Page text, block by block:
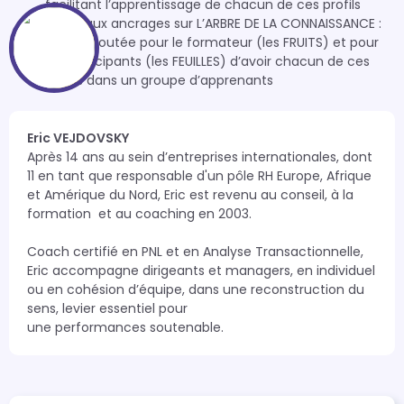
facilitant l’apprentissage de chacun de ces profils
Nouveaux ancrages sur L’ARBRE DE LA CONNAISSANCE :
valeur ajoutée pour le formateur (les FRUITS) et pour
les participants (les FEUILLES) d’avoir chacun de ces
profils dans un groupe d’apprenants
Eric VEJDOVSKY
Après 14 ans au sein d’entreprises internationales, dont
11 en tant que responsable d'un pôle RH Europe, Afrique
et Amérique du Nord, Eric est revenu au conseil, à la
formation  et au coaching en 2003.
Coach certifié en PNL et en Analyse Transactionnelle,
Eric accompagne dirigeants et managers, en individuel
ou en cohésion d’équipe, dans une reconstruction du
sens, levier essentiel pour
une performances soutenable.